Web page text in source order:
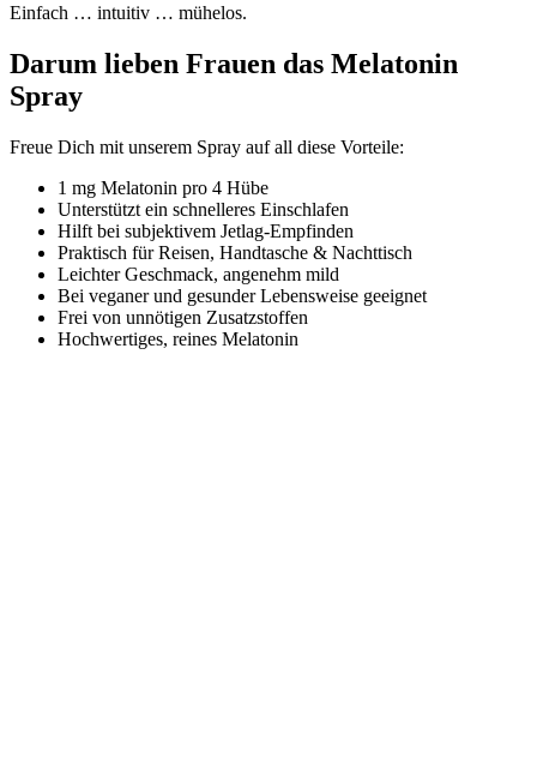
Einfach … intuitiv … mühelos.
Darum lieben Frauen das Melatonin
Spray
Freue Dich mit unserem Spray auf all diese Vorteile:
1 mg Melatonin pro 4 Hübe
Unterstützt ein schnelleres Einschlafen
Hilft bei subjektivem Jetlag-Empfinden
Praktisch für Reisen, Handtasche & Nachttisch
Leichter Geschmack, angenehm mild
Bei veganer und gesunder Lebensweise geeignet
Frei von unnötigen Zusatzstoffen
Hochwertiges, reines Melatonin